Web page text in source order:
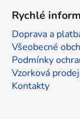
Rychlé
Doprava a
Všeobecné
Podmínky
Vzorková
Kontakty